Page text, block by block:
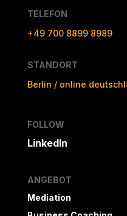
TELEFON
+49 700 8899 8989
STANDORT
Berlin / online
FOLLOW
LinkedIn
ANGEBOT
Mediation